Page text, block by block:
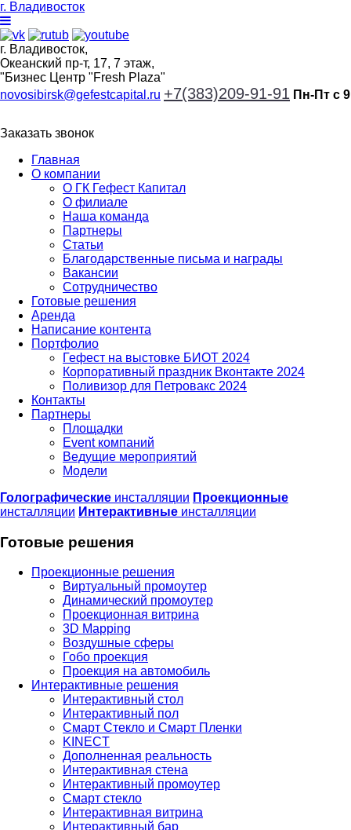
г. Владивосток
г. Владивосток,
Океанский пр-т, 17, 7 этаж,
"Бизнес Центр "Fresh Plaza"
novosibirsk@gefestcapital.ru +7(383)209-91-91 Пн-Пт с
Заказать звонок
Главная
О компании
О ГК Гефест Капитал
О филиале
Наша команда
Партнеры
Статьи
Благодарственные письма и награды
Вакансии
Сотрудничество
Готовые решения
Аренда
Написание контента
Портфолио
Гефест на выстовке БИОТ 2024
Корпоративный праздник Вконтакте 2024
Поливизор для Петровакс 2024
Контакты
Партнеры
Площадки
Event компаний
Ведущие мероприятий
Модели
Голографические инсталляции Проекционные
инсталляции Интерактивные инсталляции
Готовые решения
Проекционные решения
Виртуальный промоутер
Динамический промоутер
Проекционная витрина
3D Mapping
Воздушные сферы
Гобо проекция
Проекция на автомобиль
Интерактивные решения
Интерактивный стол
Интерактивный пол
Смарт Стекло и Смарт Пленки
KINECT
Дополненная реальность
Интерактивная стена
Интерактивный промоутер
Смарт стекло
Интерактивная витрина
Интерактивный бар